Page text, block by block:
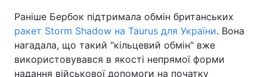
Раніше Бербок підтримала обмін британських
ракет Storm Shadow на Taurus для України. Вона
нагадала, що такий "кільцевий обмін" вже
використовувався в якості непрямої форми
надання військової допомоги на початку